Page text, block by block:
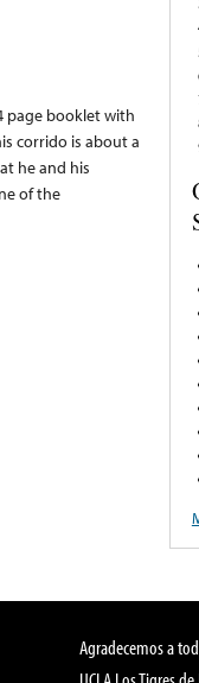
page booklet with
corrido is about a
he and his
of the
Agradecemos a